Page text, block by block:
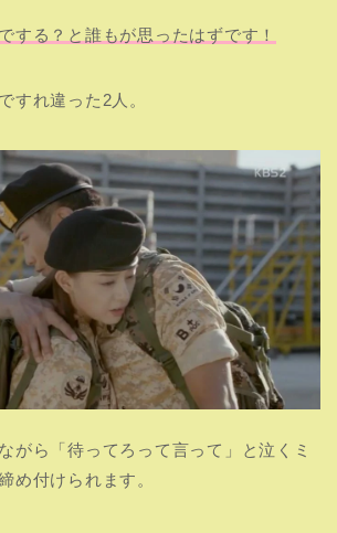
する？と誰もが思ったはずです！
すれ違った2人。
がら「待ってろって言って」と泣くミ
め付けられます。